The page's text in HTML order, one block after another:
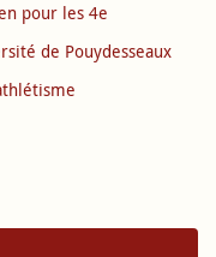
pour les 4e
de Pouydesseaux